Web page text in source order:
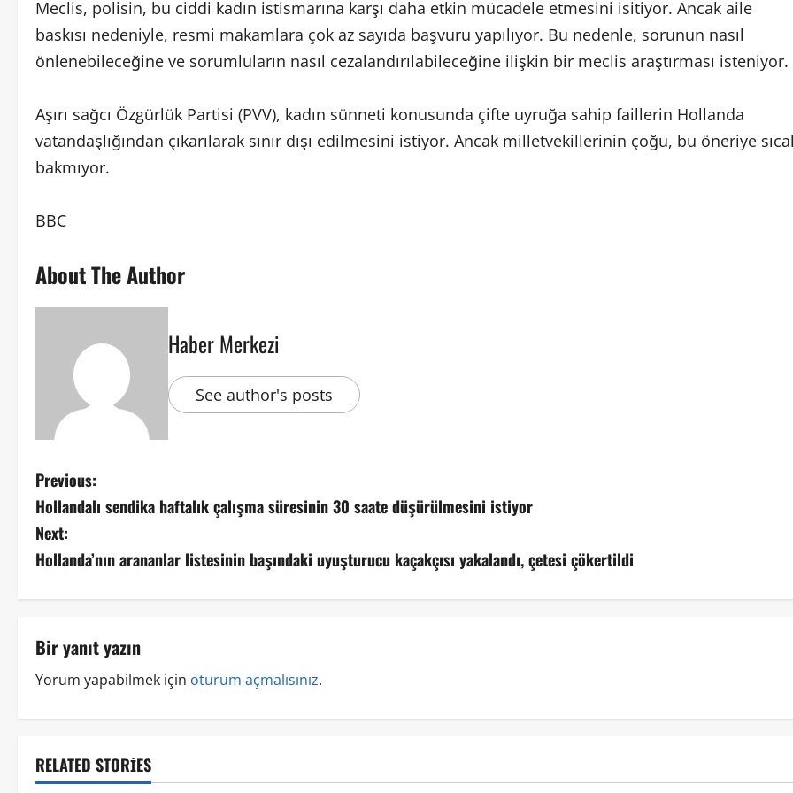
Meclis, polisin, bu ciddi kadın istismarına karşı daha etkin mücadele etmesini isitiyor. Ancak aile
baskısı nedeniyle, resmi makamlara çok az sayıda başvuru yapılıyor. Bu nedenle, sorunun nasıl
önlenebileceğine ve sorumluların nasıl cezalandırılabileceğine ilişkin bir meclis araştırması isteniyor.
Aşırı sağcı Özgürlük Partisi (PVV), kadın sünneti konusunda çifte uyruğa sahip faillerin Hollanda
vatandaşlığından çıkarılarak sınır dışı edilmesini istiyor. Ancak milletvekillerinin çoğu, bu öneriye
bakmıyor.
BBC
About The Author
Haber Merkezi
See author's posts
Previous:
Hollandalı sendika haftalık çalışma süresinin 30 saate düşürülmesini istiyor
Next:
Hollanda’nın arananlar listesinin başındaki uyuşturucu kaçakçısı yakalandı, çetesi çökertildi
Bir yanıt yazın
Yorum yapabilmek için oturum açmalısınız.
RELATED STORIES